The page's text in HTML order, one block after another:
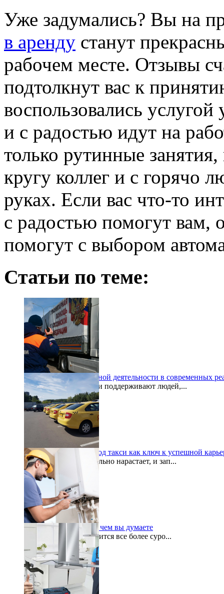
Уже задумались? Вы на
в аренду станут
рабочем месте. Отзывы
подтолкнут вас к
воспользовались
и с радостью идут на
только рутинные
кругу коллег и с горячо
руках. Если вас что-то
с радостью помогут вам,
помогут с выбором
Статьи по теме:
Проблемы гуманитарной деятельности в современных
Гуманитарные деятели поддерживают людей,...
2024-03-18
Аренда автомобиля под такси как ключ к успешной
Ритм жизни стремительно нарастает, и зап...
2023-12-31
Ремонт котла важнее, чем вы думаете
Зима, кажется, становится все более суро...
2022-06-14